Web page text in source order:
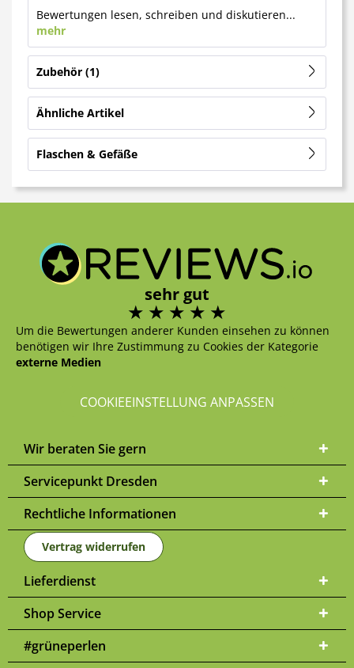
Bewertungen lesen, schreiben und diskutieren...
mehr
Zubehör 1
Ähnliche Artikel
Flaschen & Gefäße
sehr gut
Um die Bewertungen anderer Kunden einsehen zu können
benötigen wir Ihre Zustimmung zu Cookies der Kategorie
externe Medien
COOKIEEINSTELLUNG ANPASSEN
Wir beraten Sie gern
Servicepunkt Dresden
Rechtliche Informationen
Vertrag widerrufen
Lieferdienst
Shop Service
#grüneperlen